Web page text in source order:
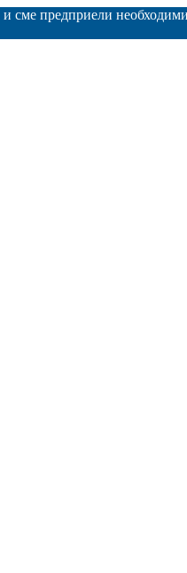
сме предприели